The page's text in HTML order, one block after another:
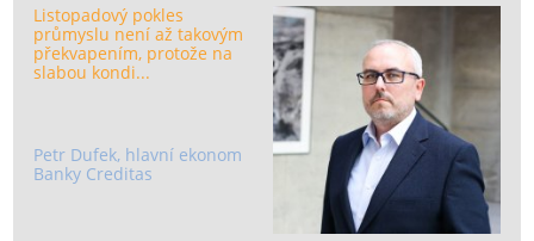
Listopadový pokles
průmyslu není až takovým
překvapením, protože na
slabou kondi...
Petr Dufek, hlavní ekonom
Banky Creditas